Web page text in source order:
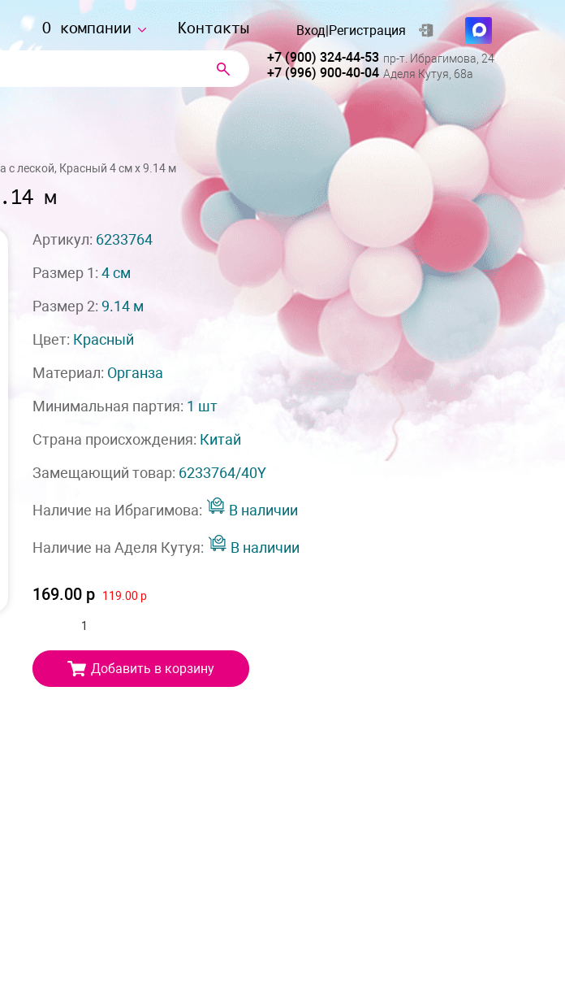
О компании Контакты Вход|Регистрация
+7 (900) 324-44-53 пр-т. Ибрагимова, 24
+7 (996) 900-40-04 Аделя Кутуя, 68а
с леской, Красный 4 см х 9.14 м
м
Артикул: 6233764
Размер 1: 4 см
Размер 2: 9.14 м
Цвет: Красный
Материал: Органза
Минимальная партия: 1 шт
Страна происхождения: Китай
Замещающий товар: 6233764/40Y
Наличие на Ибрагимова: В наличии
Наличие на Аделя Кутуя: В наличии
169.00 р 119.00 р
Добавить в корзину